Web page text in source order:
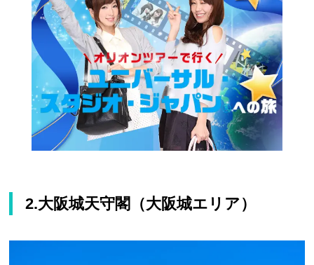
2.大阪城天守閣（大阪城エリア）